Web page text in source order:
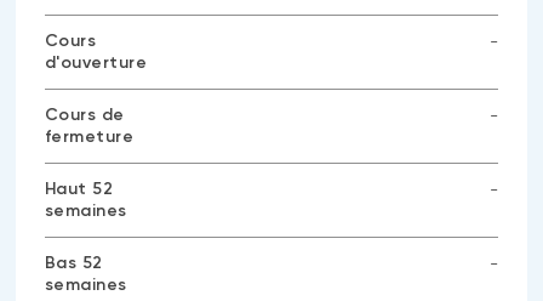
Cours
d'ouverture
-
Cours de
fermeture
-
Haut 52
semaines
-
Bas 52
semaines
-